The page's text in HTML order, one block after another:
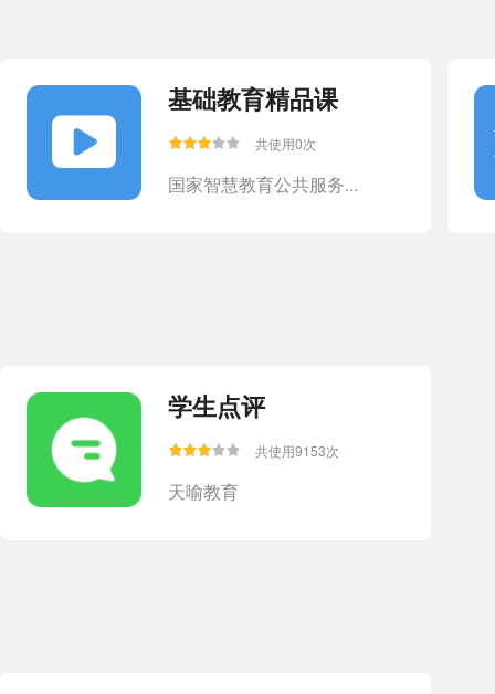
基础教育精品课
共使用0次
国家智慧教育公共服务...
学生点评
共使用9153次
天喻教育